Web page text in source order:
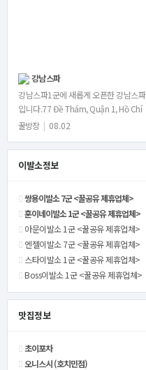
강남스파
강남스파1군에 새롭게 오픈한 강남스파
입니다.77 Đề Thám, Quận 1, Hồ Chí
Minh영업시간: 오전11시~새벽1시시스
꿀방장 | 08.02
이발소정보
쌍용이발소 7군 <꿀공유 제휴업체>
훈이네이발소 1군 <꿀공유 제휴업체>
아문이발소 1군 <꿀공유 제휴업체>
엔젤이발소 7군 <꿀공유 제휴업체>
스타이발소 1군 <꿀공유 제휴업체>
Boss이발소 1군 <꿀공유 제휴업체>
맛집정보
초이포차
오니스시 (호치민점)